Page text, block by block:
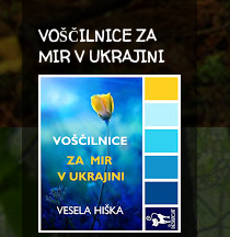
VOŠČILNICE ZA
MIR V UKRAJINI